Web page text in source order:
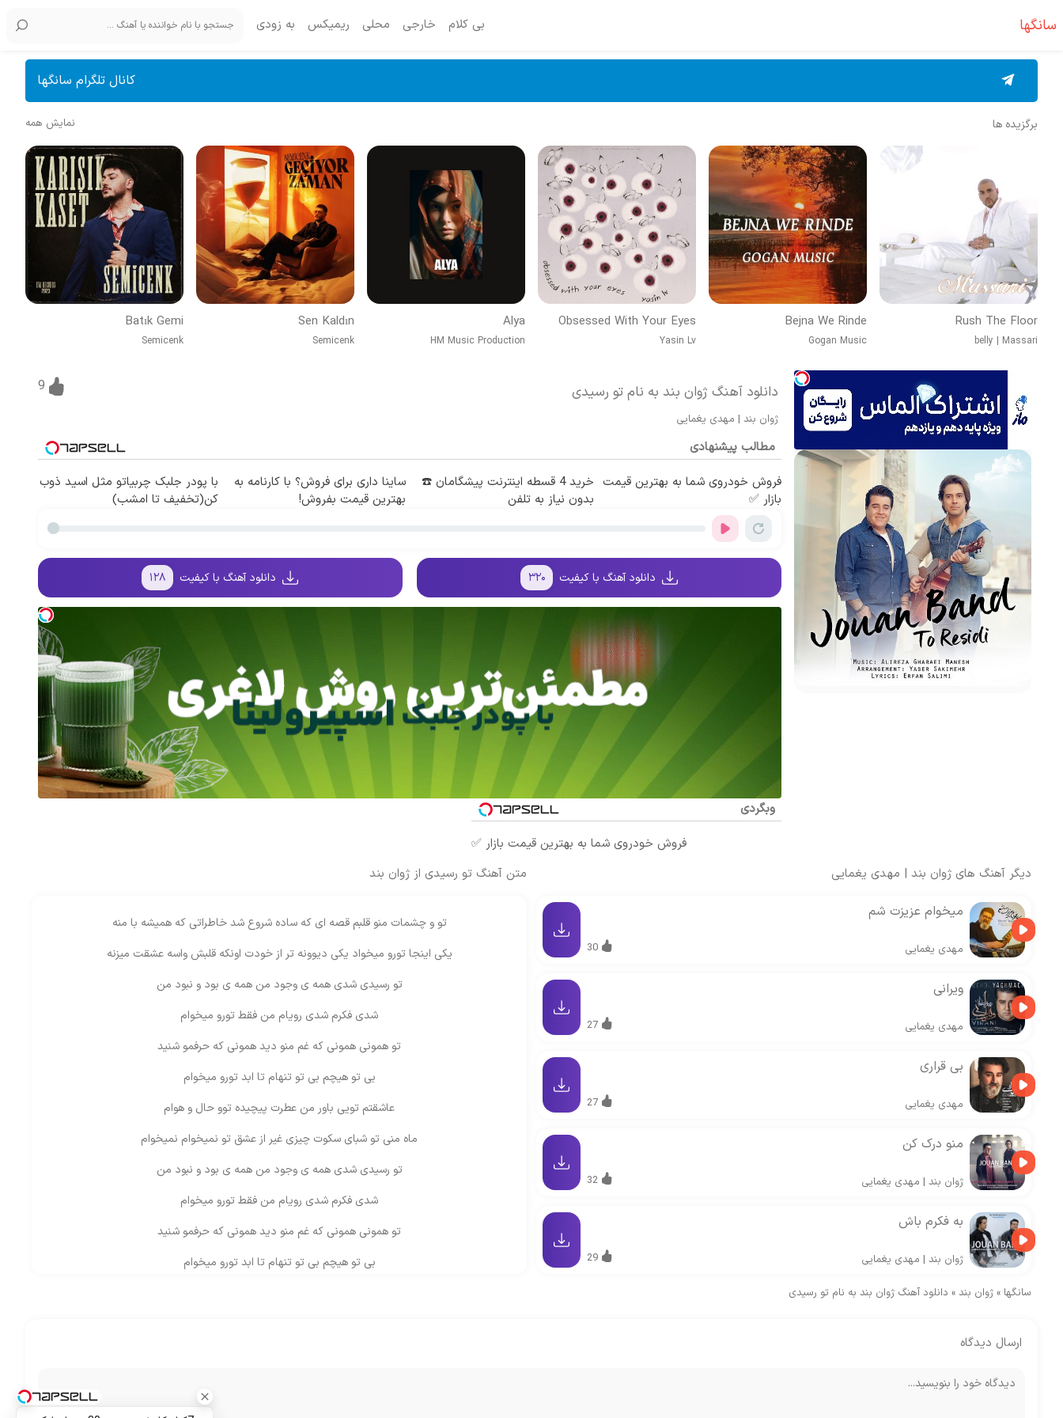
سانگها بی کلام خارجی محلی ریمیکس به زودی
کانال تلگرام سانگها
برگزیده ها نمایش همه
Rush The Floor
belly | Massari
Bejna We Rinde
Gogan Music
Obsessed With Your Eyes
Yasin Lv
Alya
HM Music Production
Sen Kaldın
Semicenk
Batık Gemi
Semicenk
دانلود آهنگ ژوان بند به نام تو رسیدی
ژوان بند | مهدی یغمایی
9
مطالب پیشنهادی
فروش خودروی شما به بهترین قیمت
بازار ✅
خرید 4 قسطه اینترنت پیشگامان ☎️
بدون نیاز به تلفن
ساینا داری برای فروش؟ با کارنامه به
بهترین قیمت بفروش!
با پودر جلبک چربیاتو مثل اسید ذوب
کن(تخفیف تا امشب)
دانلود آهنگ با کیفیت ۳۲۰ دانلود آهنگ با کیفیت ۱۲۸
وبگردی
فروش خودروی شما به بهترین قیمت بازار ✅
متن آهنگ تو رسیدی از ژوان بند
تو و چشمات منو قلبم قصه ای که ساده شروع شد خاطراتی که همیشه با منه
یکی اینجا تورو میخواد یکی دیوونه تر از خودت اونکه قلبش واسه عشقت میزنه
تو رسیدی شدی همه ی وجود من همه ی بود و نبود من
شدی فکرم شدی رویام من فقط تورو میخوام
تو همونی همونی که غم منو دید همونی که حرفمو شنید
بی تو هیچم بی تو تنهام تا ابد تورو میخوام
عاشقتم تویی باور من عطرت پیچیده توو حال و هوام
ماه منی تو شبای سکوت چیزی غیر از عشق تو نمیخوام نمیخوام
تو رسیدی شدی همه ی وجود من همه ی بود و نبود من
شدی فکرم شدی رویام من فقط تورو میخوام
تو همونی همونی که غم منو دید همونی که حرفمو شنید
بی تو هیچم بی تو تنهام تا ابد تورو میخوام
دیگر آهنگ های ژوان بند | مهدی یغمایی
میخوام عزیزت شم
مهدی یغمایی 30
ویرانی
مهدی یغمایی 27
بی قراری
مهدی یغمایی 27
منو درک کن
ژوان بند | مهدی یغمایی 32
به فکرم باش
ژوان بند | مهدی یغمایی 29
سانگها » ژوان بند » دانلود آهنگ ژوان بند به نام تو رسیدی
ارسال دیدگاه